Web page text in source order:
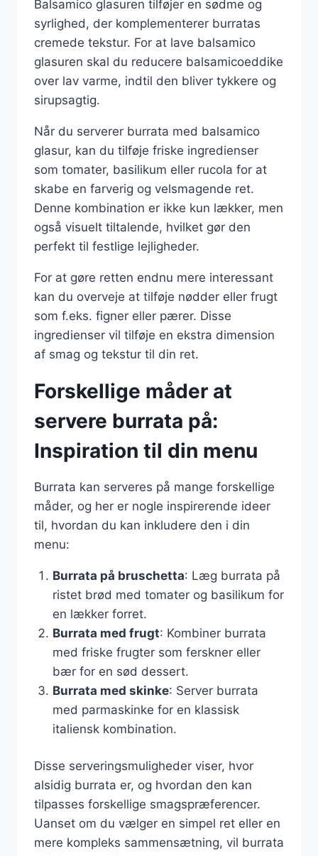
Balsamico glasuren tilføjer en sødme og
syrlighed, der komplementerer burratas
cremede tekstur. For at lave balsamico
glasuren skal du reducere balsamicoeddike
over lav varme, indtil den bliver tykkere og
sirupsagtig.
Når du serverer burrata med balsamico
glasur, kan du tilføje friske ingredienser
som tomater, basilikum eller rucola for at
skabe en farverig og velsmagende ret.
Denne kombination er ikke kun lækker, men
også visuelt tiltalende, hvilket gør den
perfekt til festlige lejligheder.
For at gøre retten endnu mere interessant
kan du overveje at tilføje nødder eller frugt
som f.eks. figner eller pærer. Disse
ingredienser vil tilføje en ekstra dimension
af smag og tekstur til din ret.
Forskellige måder at
servere burrata på:
Inspiration til din menu
Burrata kan serveres på mange forskellige
måder, og her er nogle inspirerende ideer
til, hvordan du kan inkludere den i din
menu:
Burrata på bruschetta: Læg burrata på
ristet brød med tomater og basilikum for
en lækker forret.
Burrata med frugt: Kombiner burrata
med friske frugter som ferskner eller
bær for en sød dessert.
Burrata med skinke: Server burrata
med parmaskinke for en klassisk
italiensk kombination.
Disse serveringsmuligheder viser, hvor
alsidig burrata er, og hvordan den kan
tilpasses forskellige smagspræferencer.
Uanset om du vælger en simpel ret eller en
mere kompleks sammensætning, vil burrata